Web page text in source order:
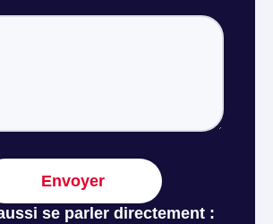
se parler directement :